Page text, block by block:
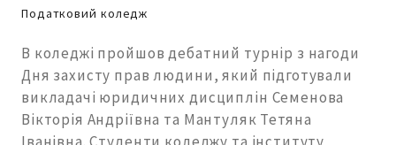
Податковий коледж
В коледжі пройшов дебатний турнір з нагоди
Дня захисту прав людини, який підготували
викладачі юридичних дисциплін Семенова
Вікторія Андріївна та Мантуляк Тетяна